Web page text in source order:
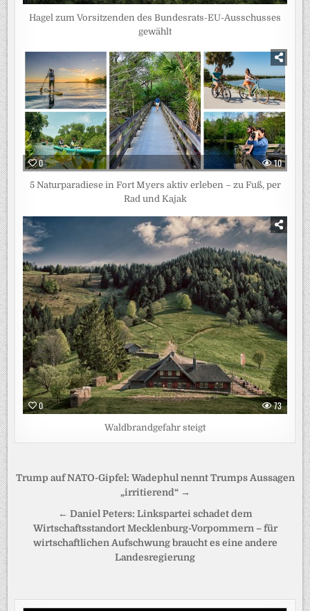
Hagel zum Vorsitzenden des Bundesrats-EU-Ausschusses
gewählt
0 10
5 Naturparadiese in Fort Myers aktiv erleben – zu Fuß, per
Rad und Kajak
0 73
Waldbrandgefahr steigt
Beitragsnavigation
Trump auf NATO-Gipfel: Wadephul nennt Trumps Aussagen
„irritierend“ →
← Daniel Peters: Linkspartei schadet dem
Wirtschaftsstandort Mecklenburg-Vorpommern – für
wirtschaftlichen Aufschwung braucht es eine andere
Landesregierung